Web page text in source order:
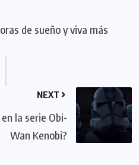
de sueño y viva más
NEXT
la serie Obi-
Wan Kenobi?